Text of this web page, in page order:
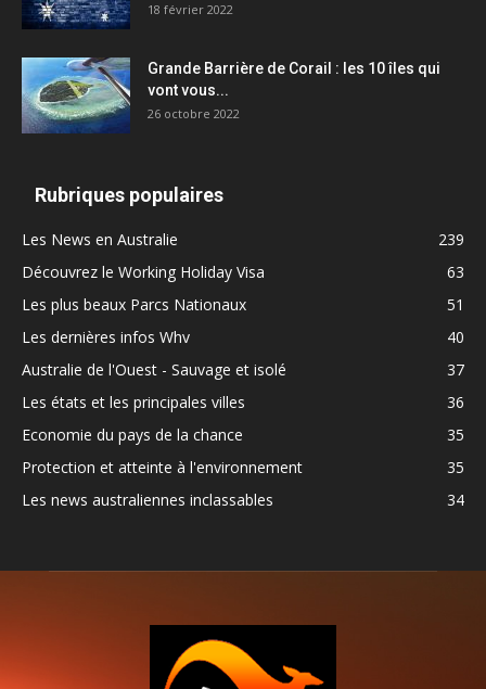
18 février 2022
Grande Barrière de Corail : les 10 îles qui
vont vous...
26 octobre 2022
Rubriques populaires
Les News en Australie
239
Découvrez le Working Holiday Visa
63
Les plus beaux Parcs Nationaux
51
Les dernières infos Whv
40
Australie de l'Ouest - Sauvage et isolé
37
Les états et les principales villes
36
Economie du pays de la chance
35
Protection et atteinte à l'environnement
35
Les news australiennes inclassables
34